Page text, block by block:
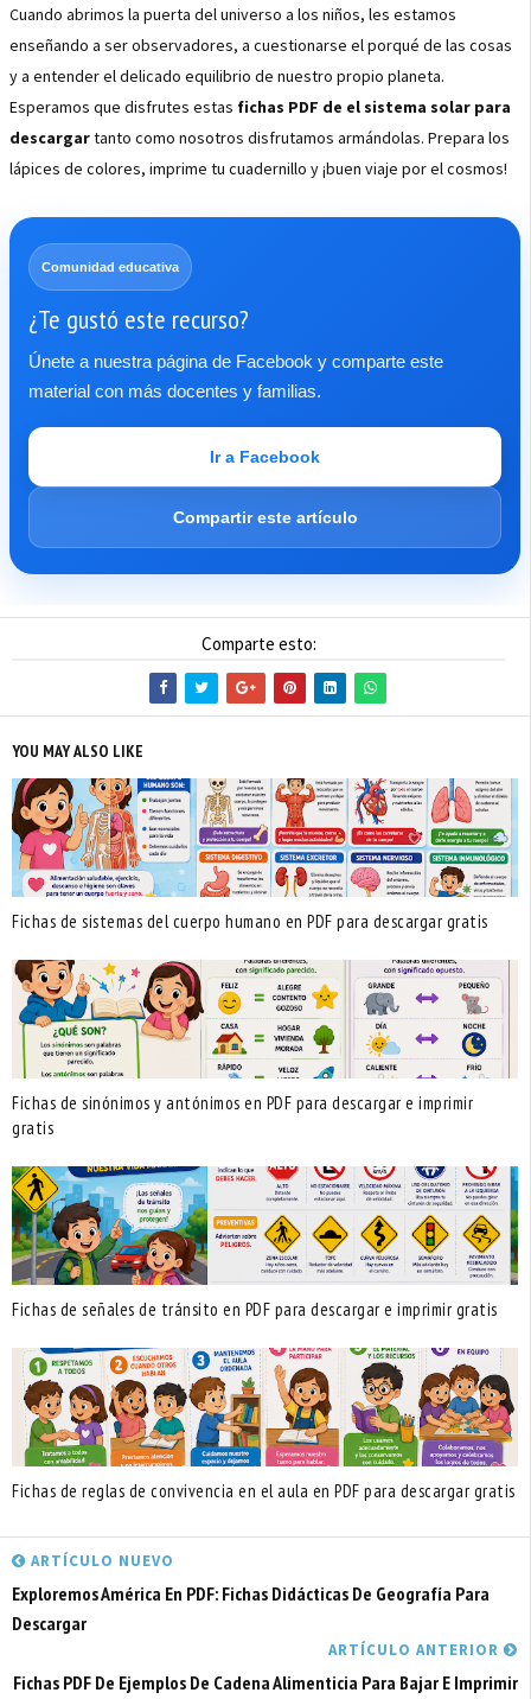
Cuando abrimos la puerta del universo a los niños, les estamos
enseñando a ser observadores, a cuestionarse el porqué de las cosas
y a entender el delicado equilibrio de nuestro propio planeta.
Esperamos que disfrutes estas fichas PDF de el sistema solar para
descargartanto como nosotros disfrutamos armándolas. Prepara los
lápices de colores, imprime tu cuadernillo y ¡buen viaje por el cosmos!
Comunidad educativa
¿Te gustó este recurso?
Únete a nuestra página de Facebook y comparte este
material con más docentes y familias.
Ir a Facebook
Compartir este artículo
Comparte esto:
YOU MAY ALSO LIKE
Fichas de sistemas del cuerpo humano en PDF para descargar gratis
Fichas de sinónimos y antónimos en PDF para descargar e imprimir
gratis
Fichas de señales de tránsito en PDF para descargar e imprimir gratis
Fichas de reglas de convivencia en el aula en PDF para descargar gratis
ARTÍCULO NUEVO
Exploremos América En PDF: Fichas Didácticas De Geografía Para
Descargar
ARTÍCULO ANTERIOR
Fichas PDF De Ejemplos De Cadena Alimenticia Para Bajar E Imprimir